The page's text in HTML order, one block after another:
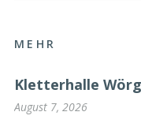
MEHR
Kletterhalle
August 7, 2026